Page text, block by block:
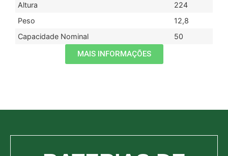
Altura
224
Peso
12,8
Capacidade Nominal
50
MAIS INFORMAÇÕES